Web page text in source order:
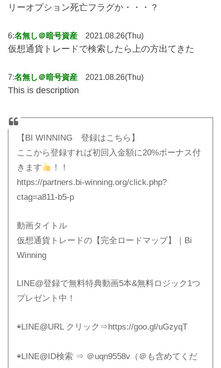
リーオプション死亡フラグか・・・？
6:名無し＠暗号資産 2021.08.26(Thu)
仮想通貨トレードで検索したら上の方出てきた
7:名無し＠暗号資産 2021.08.26(Thu)
This is description
【BI WINNING 登録はこちら】
ここから登録すれば初回入金額に20%ボーナス付
きます
！！
https://partners.bi-winning.org/click.php?
ctag=a811-b5-p
動画タイトル
仮想通貨トレードの【完全ロードマップ】｜Bi
Winning
LINE@登録で無料特典動画5本&無料ロジック1つ
プレゼント中！
◉LINE@URL クリック⇒https://goo.gl/uGzyqT
◉LINE@ID検索 ⇒ ＠uqn9558v（＠も含めてくだ